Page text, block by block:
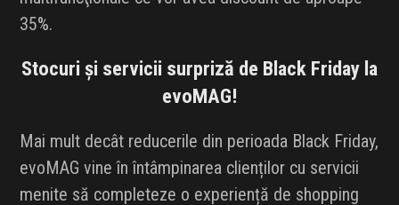
35%.
Stocuri și servicii surpriză de Black Friday la
evoMAG!
Mai mult decât reducerile din perioada Black Friday,
evoMAG vine în întâmpinarea clienților cu servicii
menite să completeze o experiență de shopping